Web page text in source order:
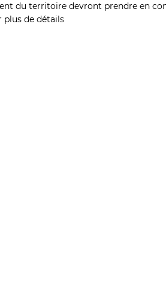
du territoire devront prendre en
plus de détails